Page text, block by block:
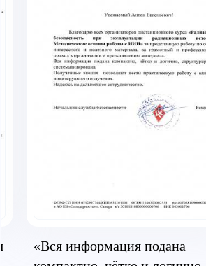
«Вся информация подана